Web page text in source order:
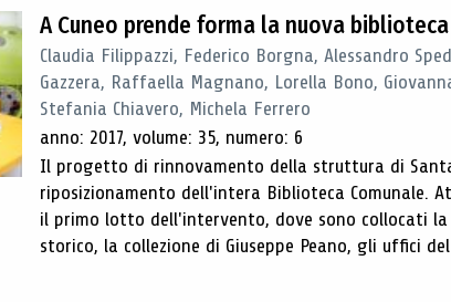
A Cuneo prende forma la nuova biblioteca
Claudia Filippazzi, Federico Borgna, Alessandro
Gazzera, Raffaella Magnano, Lorella Bono,
Stefania Chiavero, Michela Ferrero
anno: 2017, volume: 35, numero: 6
Il progetto di rinnovamento della struttura di Santa
riposizionamento dell'intera Biblioteca Comunale.
il primo lotto dell'intervento, dove sono collocati
storico, la collezione di Giuseppe Peano, gli uffici